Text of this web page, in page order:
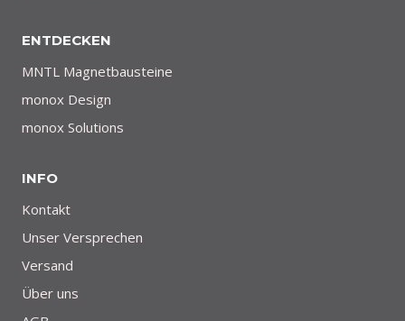
ENTDECKEN
MNTL Magnetbausteine
monox Design
monox Solutions
INFO
Kontakt
Unser Versprechen
Versand
Über uns